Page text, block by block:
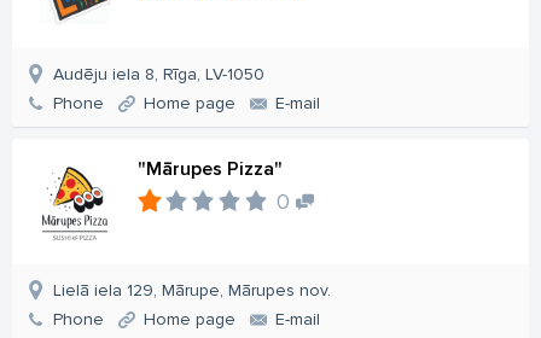
Audēju iela 8, Rīga, LV-1050
Phone
Home page E-mail
"Mārupes Pizza"
0
Lielā iela 129, Mārupe, Mārupes nov.
Phone
Home page E-mail